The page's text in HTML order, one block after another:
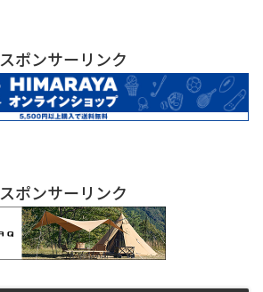
スポンサーリンク
スポンサーリンク